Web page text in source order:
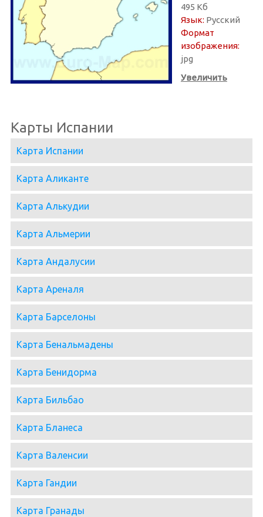
495 Кб
Язык: Русский
Формат
изображения:
jpg
Увеличить
Карты Испании
Карта Испании
Карта Аликанте
Карта Алькудии
Карта Альмерии
Карта Андалусии
Карта Ареналя
Карта Барселоны
Карта Бенальмадены
Карта Бенидорма
Карта Бильбао
Карта Бланеса
Карта Валенсии
Карта Гандии
Карта Гранады